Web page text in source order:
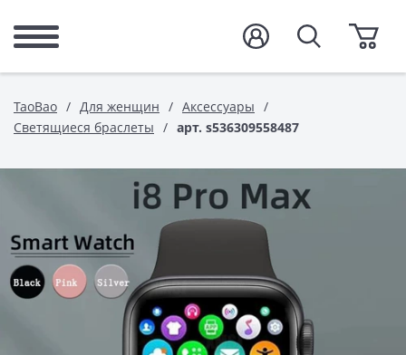
TaoBao Для женщин
Аксессуары
Светящиеся браслеты
арт. s536309558487